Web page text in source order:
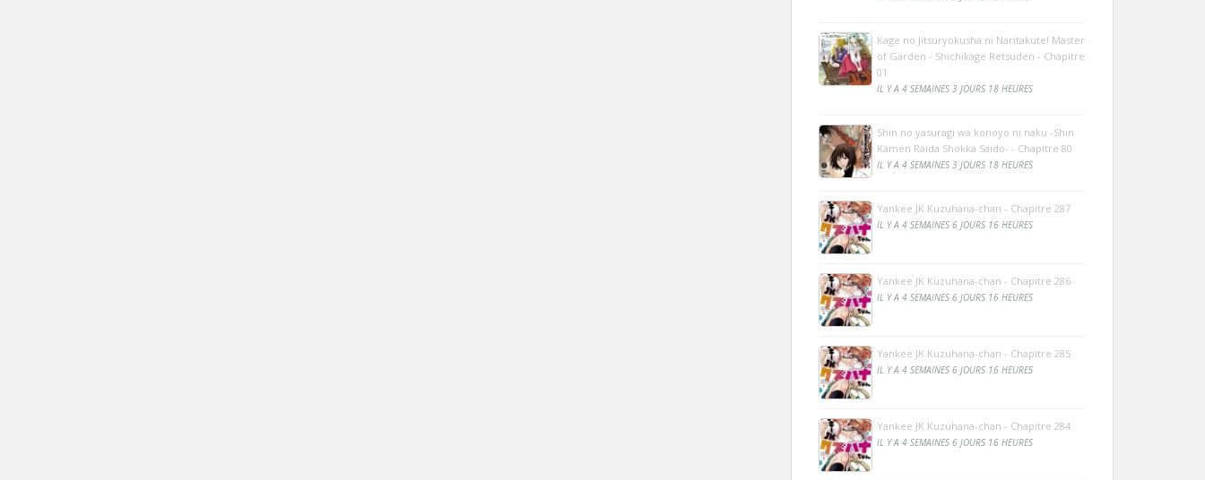
Kage no Jitsuryokusha ni Naritakute! Master
of Garden - Shichikage Retsuden - Chapitre
01
IL Y A 4 SEMAINES 3 JOURS 18 HEURES
Shin no yasuragi wa konoyo ni naku -Shin
Kamen Raida Shokka Saido- - Chapitre 80
IL Y A 4 SEMAINES 3 JOURS 18 HEURES
Yankee JK Kuzuhana-chan - Chapitre 287
IL Y A 4 SEMAINES 6 JOURS 16 HEURES
Yankee JK Kuzuhana-chan - Chapitre 286
IL Y A 4 SEMAINES 6 JOURS 16 HEURES
Yankee JK Kuzuhana-chan - Chapitre 285
IL Y A 4 SEMAINES 6 JOURS 16 HEURES
Yankee JK Kuzuhana-chan - Chapitre 284
IL Y A 4 SEMAINES 6 JOURS 16 HEURES